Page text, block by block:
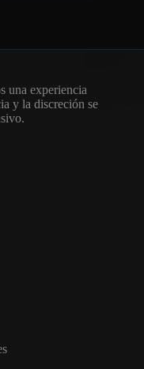
una experiencia
y la discreción se